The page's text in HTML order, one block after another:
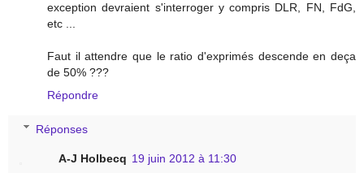
exception devraient s'interroger y compris DLR, FN, FdG,
etc ...
Faut il attendre que le ratio d'exprimés descende en deça
de 50% ???
Répondre
Réponses
A-J Holbecq 19 juin 2012 à 11:30